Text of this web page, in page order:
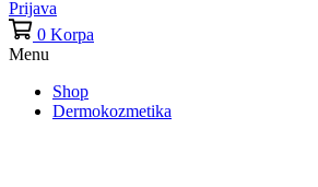
Prijava
0 Korpa
Menu
Shop
Dermokozmetika